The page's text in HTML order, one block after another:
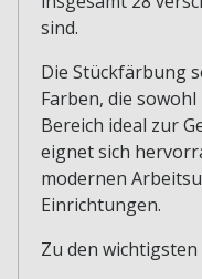
sind.
Die Stückfärbung
Farben, die
Bereich ideal zur
eignet sich
modernen
Einrichtungen.
Zu den